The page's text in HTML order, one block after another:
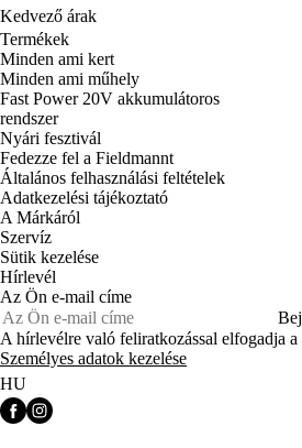
Kedvező árak
Termékek
Minden ami kert
Minden ami műhely
Fast Power 20V akkumulátoros
rendszer
Nyári fesztivál
Fedezze fel a Fieldmannt
Általános felhasználási feltételek
Adatkezelési tájékoztató
A Márkáról
Szervíz
Sütik kezelése
Hírlevél
Az Ön e-mail címe
A hírlevélre való feliratkozással elfogadja a
Személyes adatok kezelése
HU